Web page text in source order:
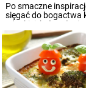
Po smaczne
sięgać do bogactwa
włoskiej, która słynie z
doskonałego